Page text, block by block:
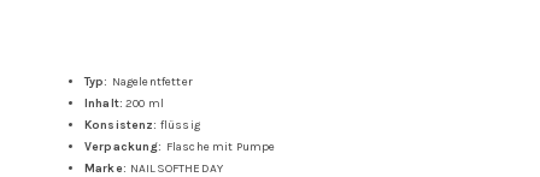
Typ: Nagelentfetter
Inhalt: 200 ml
Konsistenz: flüssig
Verpackung: Flasche mit Pumpe
Marke: NAILSOFTHEDAY